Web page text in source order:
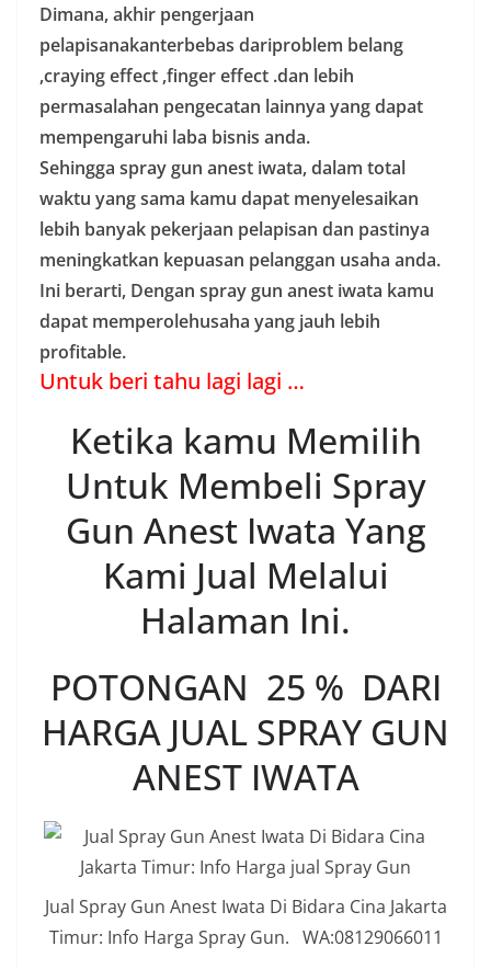
Dimana, akhir pengerjaan
pelapisanakanterbebas dariproblem belang
,craying effect ,finger effect .dan lebih
permasalahan pengecatan lainnya yang dapat
mempengaruhi laba bisnis anda.
Sehingga spray gun anest iwata, dalam total
waktu yang sama kamu dapat menyelesaikan
lebih banyak pekerjaan pelapisan dan pastinya
meningkatkan kepuasan pelanggan usaha anda.
Ini berarti, Dengan spray gun anest iwata kamu
dapat memperolehusaha yang jauh lebih
profitable.
Untuk beri tahu lagi lagi …
Ketika kamu Memilih
Untuk Membeli Spray
Gun Anest Iwata Yang
Kami Jual Melalui
Halaman Ini.
POTONGAN 25 % DARI
HARGA JUAL SPRAY GUN
ANEST IWATA
Jual Spray Gun Anest Iwata Di Bidara Cina Jakarta
Timur: Info Harga Spray Gun. WA:08129066011